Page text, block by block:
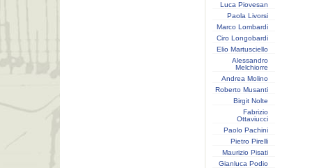
Luca Piovesan
Paola Livorsi
Marco Lombardi
Ciro Longobardi
Elio Martusciello
Alessandro
Melchiorre
Andrea Molino
Roberto Musanti
Birgit Nolte
Fabrizio
Ottaviucci
Paolo Pachini
Pietro Pirelli
Maurizio Pisati
Gianluca Podio